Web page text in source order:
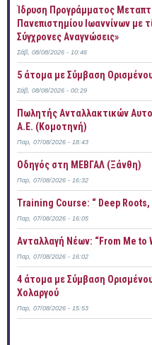
Ίδρυση Προγράμματος
Πανεπιστημίου Ιωαννίνων με
Σύγχρονες Αναγνώσεις»
Σάβ, 08/08/2026 - 10:46
5 άτομα με Σύμβαση
Σάβ, 08/08/2026 - 00:29
Πωλητής Ανταλλακτικών
Α.Ε. (Κομοτηνή)
Παρ, 07/08/2026 - 18:43
Οδηγός στη ΜΕΒΓΑΛ (Ξάνθη)
Παρ, 07/08/2026 - 16:32
Training Course: “ Deep Roots,
Παρ, 07/08/2026 - 16:05
Ανταλλαγή Νέων: “From Me to
Παρ, 07/08/2026 - 16:02
4 άτομα με Σύμβαση
Χολαργού
Παρ, 07/08/2026 - 15:53